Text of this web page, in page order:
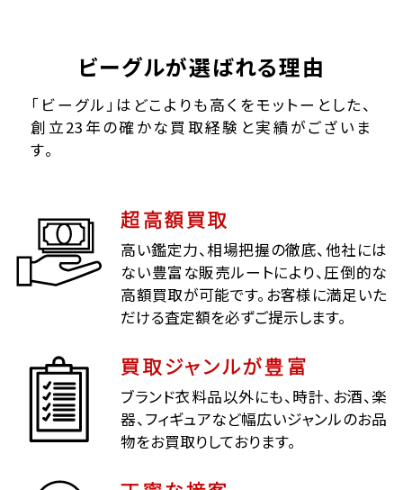
ビーグルが選ばれる理由
「ビーグル」はどこよりも高くをモットーとした、
創立23年の確かな買取経験と実績がございま
す。
超高額買取
高い鑑定力、相場把握の徹底、他社には
ない豊富な販売ルートにより、圧倒的な
高額買取が可能です。お客様に満足いた
だける査定額を必ずご提示します。
買取ジャンルが豊富
ブランド衣料品以外にも、時計、お酒、楽
器、フィギュアなど幅広いジャンルのお品
物をお買取りしております。